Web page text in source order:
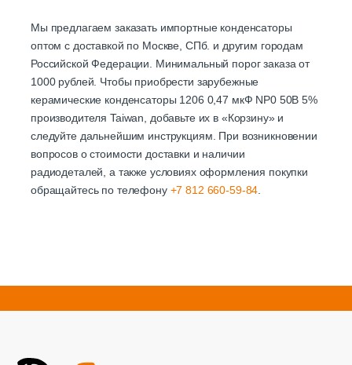
Мы предлагаем заказать импортные конденсаторы
оптом с доставкой по Москве, СПб. и другим городам
Российской Федерации. Минимальный порог заказа от
1000 рублей. Чтобы приобрести зарубежные
керамические конденсаторы 1206 0,47 мкФ NP0 50В 5%
производителя Taiwan, добавьте их в «Корзину» и
следуйте дальнейшим инструкциям. При возникновении
вопросов о стоимости доставки и наличии
радиодеталей, а также условиях оформления покупки
обращайтесь по телефону +7 812 660-59-84.